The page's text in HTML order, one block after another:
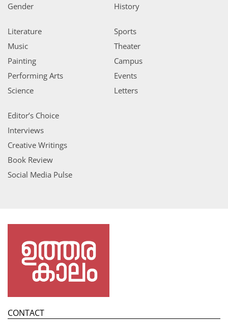
Gender
History
Literature
Music
Painting
Performing Arts
Science
Sports
Theater
Campus
Events
Letters
Editor’s Choice
Interviews
Creative Writings
Book Review
Social Media Pulse
CONTACT